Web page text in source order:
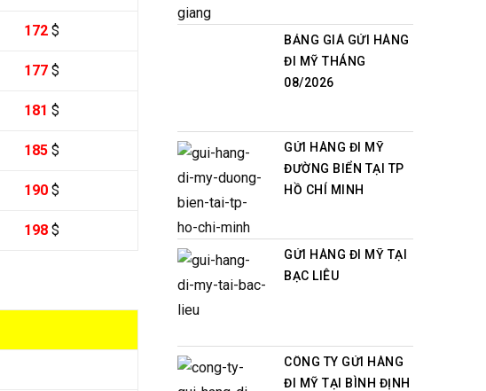
172$
177$
181 $
185$
190$
198$
BẢNG GIÁ GỬI HÀNG
ĐI MỸ THÁNG
08/2026
GỬI HÀNG ĐI MỸ
ĐƯỜNG BIỂN TẠI TP
HỒ CHÍ MINH
GỬI HÀNG ĐI MỸ TẠI
BẠC LIÊU
CÔNG TY GỬI HÀNG
ĐI MỸ TẠI BÌNH ĐỊNH